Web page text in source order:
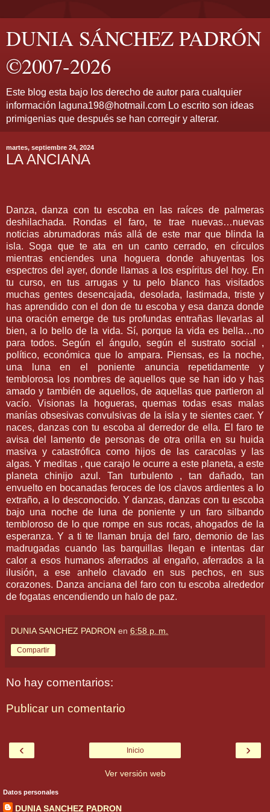
DUNIA SÁNCHEZ PADRÓN
©2007-2026
Este blog esta bajo los derecho de autor para cualquier
información laguna198@hotmail.com Lo escrito son ideas
primigenias que después se han corregir y alterar.
martes, septiembre 24, 2024
LA ANCIANA
Danza, danza con tu escoba en las raíces de palmeras
deshilachada. Rondas el faro, te trae nuevas…nuevas
noticias abrumadoras más allá de este mar que blinda la
isla. Soga que te ata en un canto cerrado, en círculos
mientras enciendes una hoguera donde ahuyentas los
espectros del ayer, donde llamas a los espíritus del hoy. En
tu curso, en tus arrugas y tu pelo blanco has visitados
muchas gentes desencajada, desolada, lastimada, triste y
has aprendido con el don de tu escoba y esa danza donde
una oración emerge de tus profundas entrañas llevarlas al
bien, a lo bello de la vida. Sí, porque la vida es bella…no
para todos. Según el ángulo, según el sustrato social ,
político, económica que lo ampara. Piensas, es la noche,
una luna en el poniente anuncia repetidamente y
temblorosa los nombres de aquellos que se han ido y has
amado y también de aquellos, de aquellas que partieron al
vacío. Visionas la hogueras, quemas todas esas malas
manías obsesivas convulsivas de la isla y te sientes caer. Y
naces, danzas con tu escoba al derredor de ella. El faro te
avisa del lamento de personas de otra orilla en su huida
masiva y catastrófica como hijos de las caracolas y las
algas. Y meditas , que carajo le ocurre a este planeta, a este
planeta chinijo azul. Tan turbulento , tan dañado, tan
envuelto en bocanadas feroces de los clavos ardientes a lo
extraño, a lo desconocido. Y danzas, danzas con tu escoba
bajo una noche de luna de poniente y un faro silbando
tembloroso de lo que rompe en sus rocas, ahogados de la
esperanza. Y a ti te llaman bruja del faro, demonio de las
madrugadas cuando las barquillas llegan e intentas dar
calor a esos humanos aferrados al engaño, aferrados a la
ilusión, a ese anhelo clavado en sus pechos, en sus
corazones. Danza anciana del faro con tu escoba alrededor
de fogatas encendiendo un halo de paz.
DUNIA SANCHEZ PADRON en 6:58 p. m.
Compartir
No hay comentarios:
Publicar un comentario
‹ ›
Inicio
Ver versión web
Datos personales
DUNIA SANCHEZ PADRON